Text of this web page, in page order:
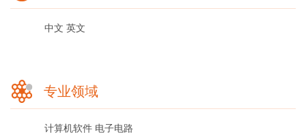
中文 英文
专业领域
计算机软件 电子电路